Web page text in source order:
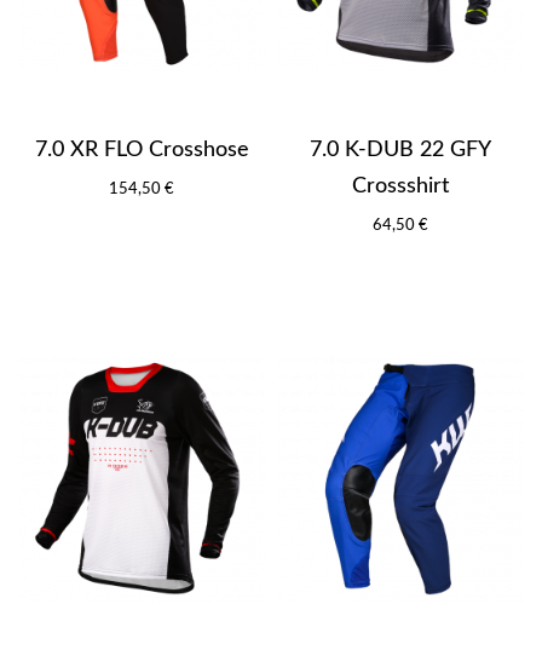
7.0 XR FLO Crosshose
154,50 €
7.0 K-DUB 22 GFY
Crossshirt
64,50 €